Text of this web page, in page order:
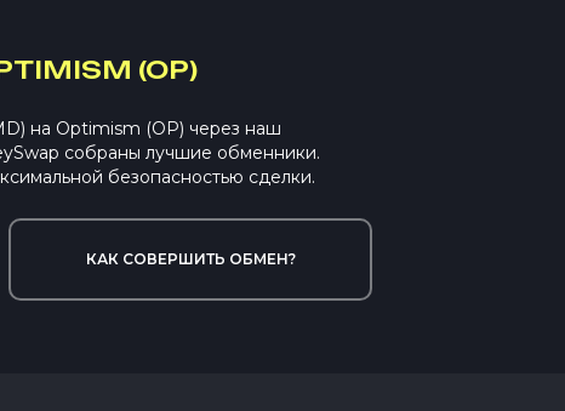
(OP)
на Optimism (OP) через наш
собраны лучшие обменники.
безопасностью сделки.
КАК СОВЕРШИТЬ ОБМЕН?